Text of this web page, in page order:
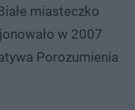
miasteczko
w 2007
Porozumienia